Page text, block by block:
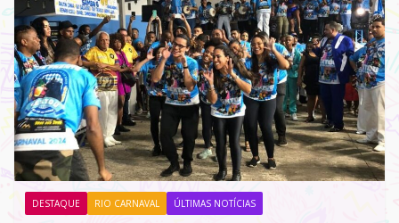
DESTAQUE RIO CARNAVAL ÚLTIMAS NOTÍCIAS